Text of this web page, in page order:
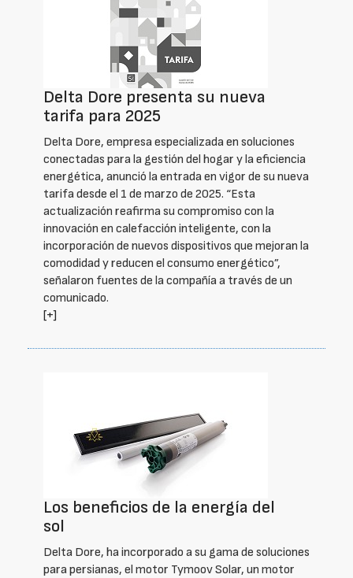
Delta Dore presenta su nueva
tarifa para 2025
Delta Dore, empresa especializada en soluciones
conectadas para la gestión del hogar y la eficiencia
energética, anunció la entrada en vigor de su nueva
tarifa desde el 1 de marzo de 2025. “Esta
actualización reafirma su compromiso con la
innovación en calefacción inteligente, con la
incorporación de nuevos dispositivos que mejoran la
comodidad y reducen el consumo energético”,
señalaron fuentes de la compañía a través de un
comunicado.
[+]
Los beneficios de la energía del
sol
Delta Dore, ha incorporado a su gama de soluciones
para persianas, el motor Tymoov Solar, un motor